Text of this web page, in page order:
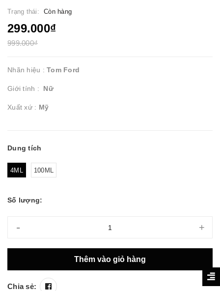
Trạng thái: Còn hàng
299.000₫
999.000₫
Nhãn hiệu : Tom Ford
Giới tính : Nữ
Xuất xứ : Mỹ
Dung tích
4ML 100ML
Số lượng:
- +
Thêm vào giỏ hàng
Chia sẻ: